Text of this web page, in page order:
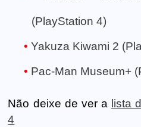
(PlayStation 4)
Yakuza Kiwami 2
Pac-Man Museum+
Não deixe de ver a lista
4